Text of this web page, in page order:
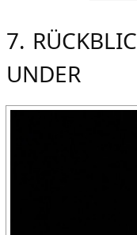
7.
UNDER